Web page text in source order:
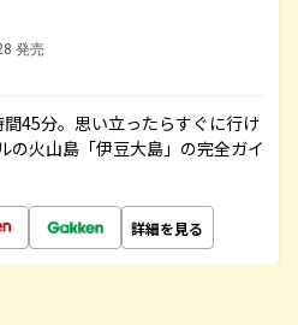
発売
45分。思い立ったらすぐに行け
火山島「伊豆大島」の完全ガイ
詳細を見る